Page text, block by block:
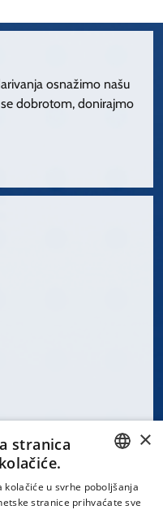
osnažimo našu
dobrotom, donirajmo
CROATIAN
×
stranica
u svrhe poboljšanja
stranice prihvaćate sve